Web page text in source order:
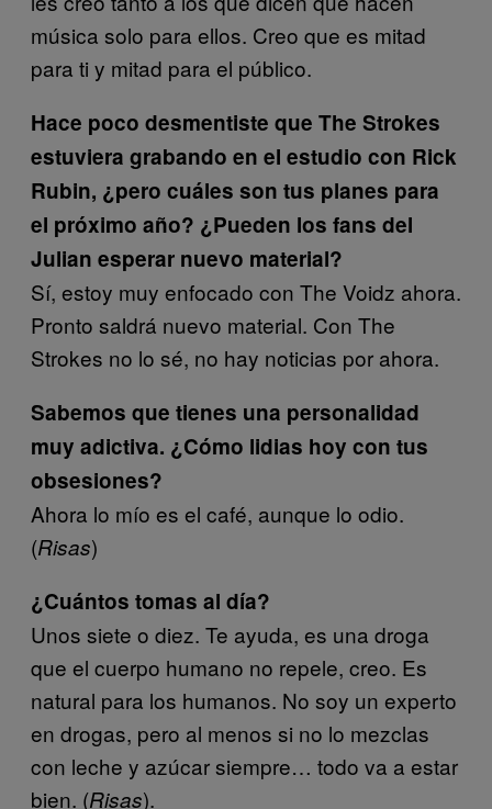
música solo para ellos. Creo que es mitad
para ti y mitad para el público.
Hace poco desmentiste que The Strokes
estuviera grabando en el estudio con Rick
Rubin, ¿pero cuáles son tus planes para
el próximo año? ¿Pueden los fans del
Julian esperar nuevo material?
Sí, estoy muy enfocado con The Voidz ahora.
Pronto saldrá nuevo material. Con The
Strokes no lo sé, no hay noticias por ahora.
Sabemos que tienes una personalidad
muy adictiva. ¿Cómo lidias hoy con tus
obsesiones?
Ahora lo mío es el café, aunque lo odio.
(Risas)
¿Cuántos tomas al día?
Unos siete o diez. Te ayuda, es una droga
que el cuerpo humano no repele, creo. Es
natural para los humanos. No soy un experto
en drogas, pero al menos si no lo mezclas
con leche y azúcar siempre… todo va a estar
bien. (Risas).